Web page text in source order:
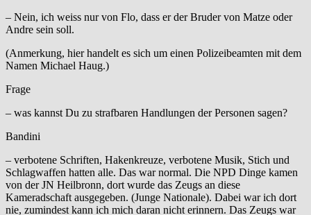
– Nein, ich weiss nur von Flo, dass er der Bruder von Matze oder
Andre sein soll.
(Anmerkung, hier handelt es sich um einen Polizeibeamten mit dem
Namen Michael Haug.)
Frage
– was kannst Du zu strafbaren Handlungen der Personen sagen?
Bandini
– verbotene Schriften, Hakenkreuze, verbotene Musik, Stich und
Schlagwaffen hatten alle. Das war normal. Die NPD Dinge kamen
von der JN Heilbronn, dort wurde das Zeugs an diese
Kameradschaft ausgegeben. (Junge Nationale). Dabei war ich dort
nie, zumindest kann ich mich daran nicht erinnern. Das Zeugs war